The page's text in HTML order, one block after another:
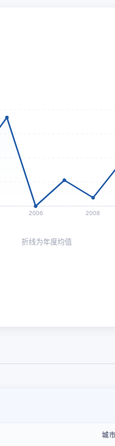
2006 2008
折线为年度均值
城市